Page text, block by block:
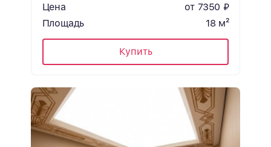
Цена
от 7350 ₽
Площадь
18 м²
Купить